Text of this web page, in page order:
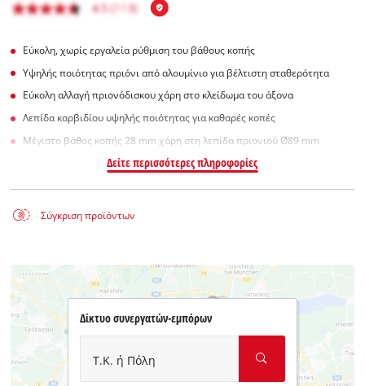
Εύκολη, χωρίς εργαλεία ρύθμιση του βάθους κοπής
Υψηλής ποιότητας πριόνι από αλουμίνιο για βέλτιστη σταθερότητα
Εύκολη αλλαγή πριονόδισκου χάρη στο κλείδωμα του άξονα
Λεπίδα καρβιδίου υψηλής ποιότητας για καθαρές κοπές
Μέγιστο βάθος κοπής 28 mm χάρη στη λεπίδα πριονιού Ø89 mm
Δείτε περισσότερες πληροφορίες
Σύγκριση προϊόντων
Δίκτυο συνεργατών-εμπόρων
Τ.Κ. ή Πόλη